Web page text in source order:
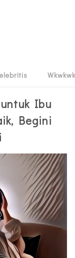
Wkwkwk
Ibu
Begini